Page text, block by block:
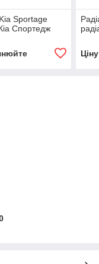
Sportage
Спортедж